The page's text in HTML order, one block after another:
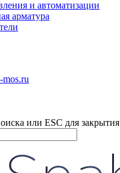
и автоматизации
арматура
mos.ru
или ESC для закрытия